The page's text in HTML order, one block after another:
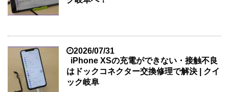
2026/07/31
iPhone XSの充電ができない・接触不良
はドックコネクター交換修理で解決 | クイ
ック岐阜